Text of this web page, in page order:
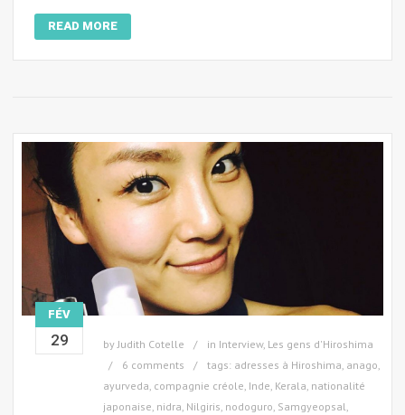
READ MORE
FÉV
29 byJudith Cotelle in Interview, Les gens d'Hiroshima
6 comments
tags: adresses à Hiroshima, anago,
ayurveda, compagnie créole, Inde, Kerala, nationalité
japonaise, nidra, Nilgiris, nodoguro, Samgyeopsal,